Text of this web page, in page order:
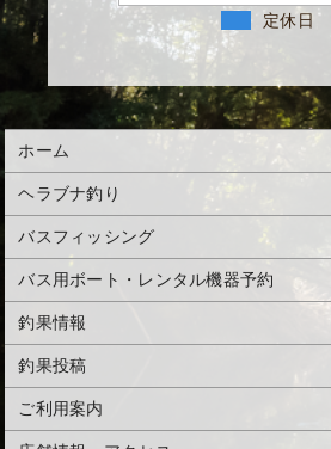
定休日
ホーム
ヘラブナ釣り
バスフィッシング
バス用ボート・レンタル機器予約
釣果情報
釣果投稿
ご利用案内